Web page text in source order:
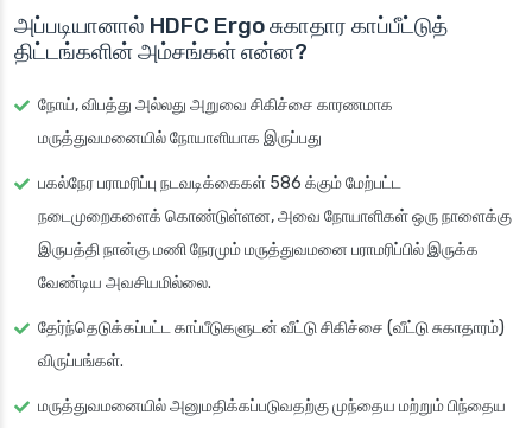
அப்படியானால் HDFC Ergo சுகாதார காப்பீட்டுத்
திட்டங்களின் அம்சங்கள் என்ன?
நோய், விபத்து அல்லது அறுவை சிகிச்சை காரணமாக
மருத்துவமனையில் நோயாளியாக இருப்பது
பகல்நேர பராமரிப்பு நடவடிக்கைகள் 586 க்கும் மேற்பட்ட
நடைமுறைகளைக் கொண்டுள்ளன, அவை நோயாளிகள் ஒரு நாளைக்கு
இருபத்தி நான்கு மணி நேரமும் மருத்துவமனை பராமரிப்பில் இருக்க
வேண்டிய அவசியமில்லை.
தேர்ந்தெடுக்கப்பட்ட காப்பீடுகளுடன் வீட்டு சிகிச்சை (வீட்டு சுகாதாரம்)
விருப்பங்கள்.
மருத்துவமனையில் அனுமதிக்கப்படுவதற்கு முந்தைய மற்றும் பிந்தைய